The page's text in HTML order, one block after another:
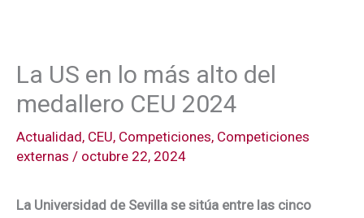
La US en lo más alto del
medallero CEU 2024
Actualidad, CEU, Competiciones, Competiciones
externas / octubre 22, 2024
La Universidad de Sevilla se sitúa entre las cinco